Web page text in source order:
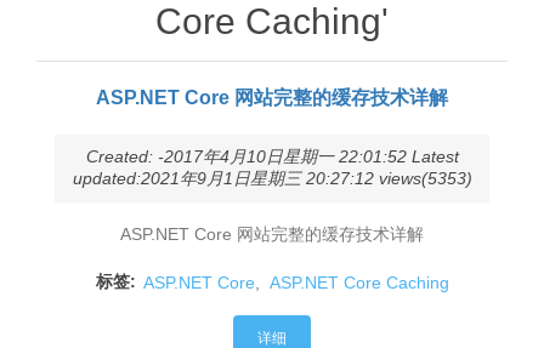
Core Caching'
ASP.NET Core 网站完整的缓存技术详解
Created: -2017年4月10日星期一 22:01:52 Latest
updated:2021年9月1日星期三 20:27:12 views(5353)
ASP.NET Core 网站完整的缓存技术详解
标签: ASP.NET Core ASP.NET Core Caching
详细